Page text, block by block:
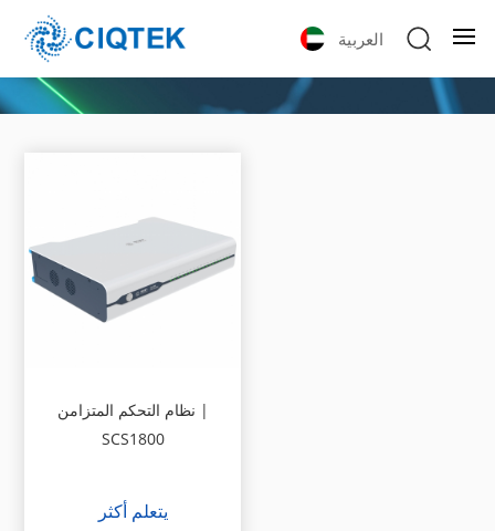
العربية
نظام التحكم المتزامن |
SCS1800
يتعلم أكثر